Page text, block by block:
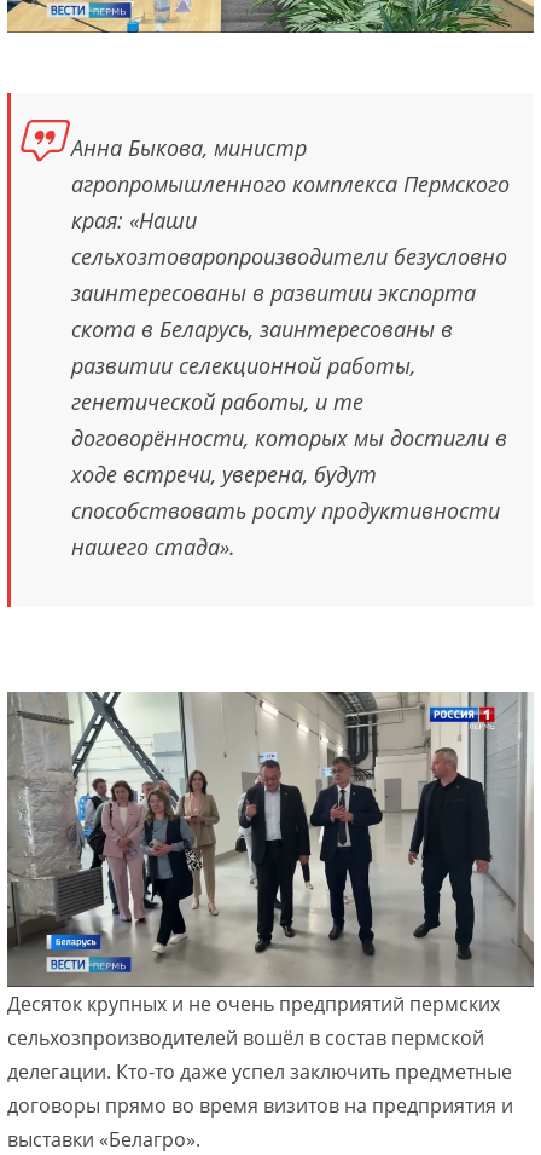
Анна Быкова, министр
агропромышленного комплекса Пермского
края: «Наши
сельхозтоваропроизводители безусловно
заинтересованы в развитии экспорта
скота в Беларусь, заинтересованы в
развитии селекционной работы,
генетической работы, и те
договорённости, которых мы достигли в
ходе встречи, уверена, будут
способствовать росту продуктивности
нашего стада».
Десяток крупных и не очень предприятий пермских
сельхозпроизводителей вошёл в состав пермской
делегации. Кто-то даже успел заключить предметные
договоры прямо во время визитов на предприятия и
выставки «Белагро».